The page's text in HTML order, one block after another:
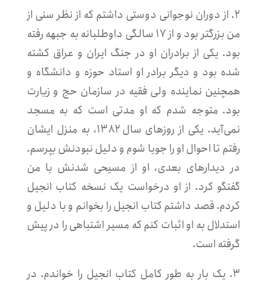
۲. از دوران نوجوانی دوستی داشتم که از نظر سنی از
من بزرگتر بود و از ۱۷ سالگی داوطلبانه به جبهه رفته
بود. یکی از برادران او در جنگ ایران و عراق کشته
شده بود و دیگر برادر او استاد حوزه و دانشگاه و
همچنین نماینده ولی فقیه در سازمان حج و زیارت
بود. متوجه شدم که او مدتی است که به مسجد
نمی‌آید. یکی از روزهای سال ۱۳۸۲، به منزل ایشان
رفتم تا احوال او را جویا شوم و دلیل نبودنش بپرسم.
در دیدارهای بعدی، او از مسیحی شدنش با من
گفتگو کرد. از او درخواست یک نسخه کتاب انجیل
کردم. قصد داشتم کتاب انجیل را بخوانم و با دلیل و
استدلال به او اثبات کنم که مسیر اشتباهی را در پیش
گرفته است.
۳. یک بار به طور کامل کتاب انجیل را خواندم. در